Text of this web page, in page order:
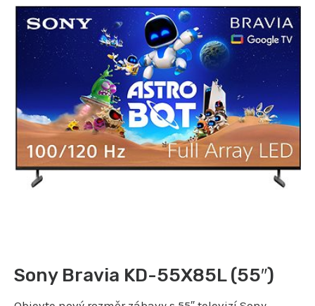
Sony Bravia KD-55X85L (55″)